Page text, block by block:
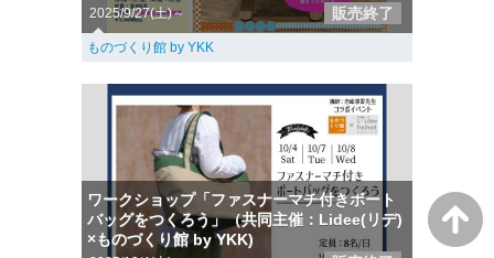
2025/9/27(土)～ 販売終了
ものづくり館 by YKK
ワークショップ「ファスナーマチ付きボート
バッグをつくろう」（共同主催：Lidee(リデ)
×ものづくり館 by YKK)